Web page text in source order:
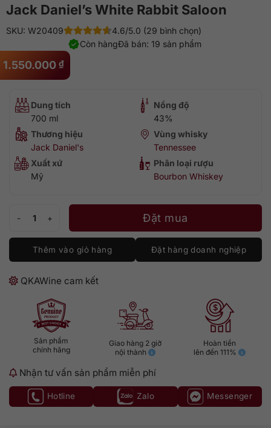
Jack Daniel’s White Rabbit Saloon
1.550.000 ₫
SKU: W20409
4.6/5.0 (29 bình chọn)
Đã bán: 19 sản phẩm
Còn hàng
Dung tích
700 ml
Nồng độ
43%
Thương hiệu
Jack Daniel's
Vùng whisky
Tennessee
Xuất xứ
Mỹ
Phân loại rượu
Bourbon Whiskey
Jack Daniel's White Rabbit Saloon số lượngĐặt mua
Thêm vào giỏ hàng Đặt hàng doanh nghiệp
QKAWine cam kết
Sản phẩm
chính hãng
Giao hàng 2 giờ
nội thành
Hoàn tiền
lên đến 111%
Nhận tư vấn sản phẩm miễn phí
Hotline Zalo Messenger